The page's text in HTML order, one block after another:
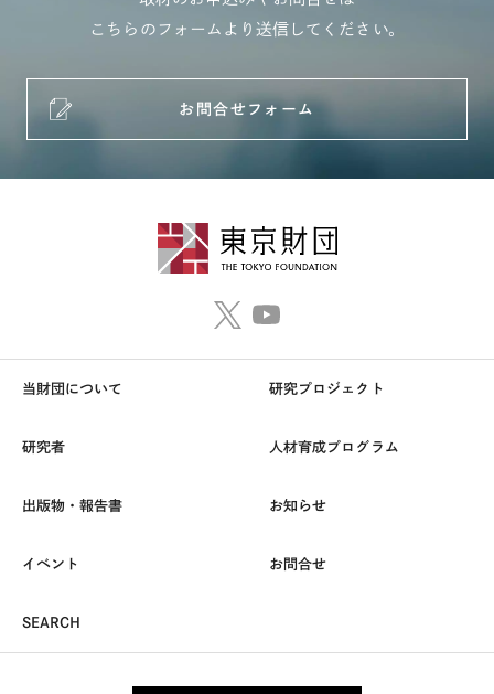
こちらのフォームより送信してください。
お問合せフォーム
当財団について 研究プロジェクト
研究者 人材育成プログラム
出版物・報告書 お知らせ
イベント お問合せ
SEARCH